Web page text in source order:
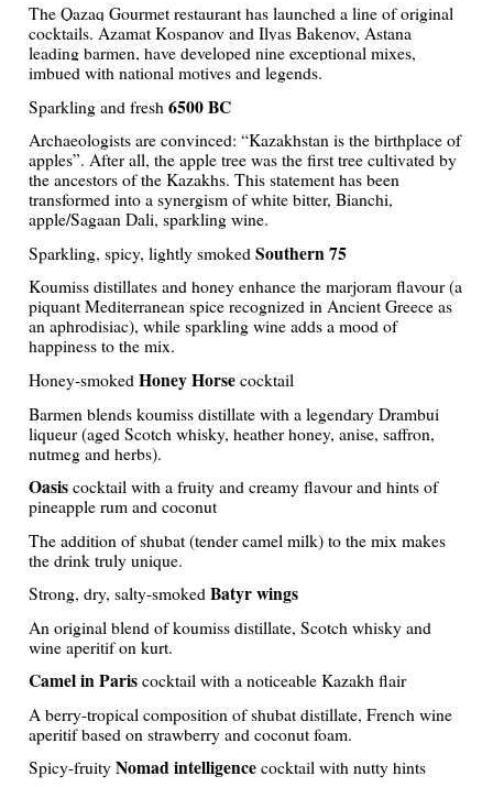
The Qazaq Gourmet restaurant has launched a line of original
cocktails. Azamat Kospanov and Ilyas Bakenov, Astana
leading barmen, have developed nine exceptional mixes,
imbued with national motives and legends.
Sparkling and fresh6500 BC
Archaeologists are convinced: “Kazakhstan is the birthplace of
apples”. After all, the apple tree was the first tree cultivated by
the ancestors of the Kazakhs. This statement has been
transformed into a synergism of white bitter, Bianchi,
apple/Sagaan Dali, sparkling wine.
Sparkling, spicy, lightly smokedSouthern 75
Koumiss distillates and honey enhance the marjoram flavour (a
piquant Mediterranean spice recognized in Ancient Greece as
an aphrodisiac), while sparkling wine adds a mood of
happiness to the mix.
Honey-smokedHoney Horsecocktail
Barmen blends koumiss distillate with a legendary Drambui
liqueur (aged Scotch whisky, heather honey, anise, saffron,
nutmeg and herbs).
Oasiscocktail with a fruity and creamy flavour and hints of
pineapple rum and coconut
The addition of shubat (tender camel milk) to the mix makes
the drink truly unique.
Strong, dry, salty-smokedBatyr wings
An original blend of koumiss distillate, Scotch whisky and
wine aperitif on kurt.
Camel in Pariscocktail with a noticeable Kazakh flair
A berry-tropical composition of shubat distillate, French wine
aperitif based on strawberry and coconut foam.
Spicy-fruityNomad intelligencecocktail with nutty hints